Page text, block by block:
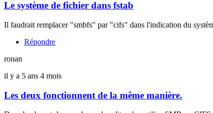
Le système de fichier dans fstab
Il faudrait remplacer "smbfs" par "cifs" dans l'indication du
Répondre
ronan
il y a 5 ans 4 mois
Les deux fonctionnent de la même manière.